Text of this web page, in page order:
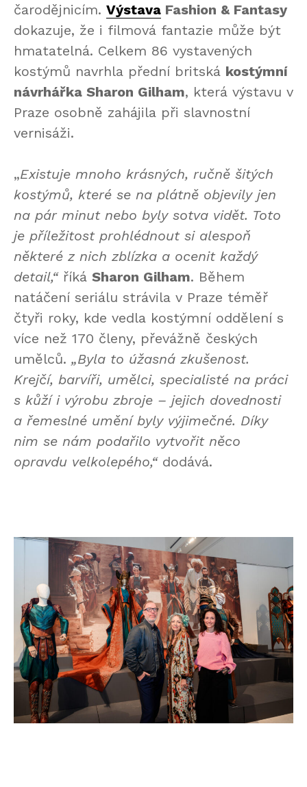
čarodějnicím. Výstava Fashion & Fantasy
dokazuje, že i filmová fantazie může být
hmatatelná. Celkem 86 vystavených
kostýmů navrhla přední britská kostýmní
návrhářka Sharon Gilham, která výstavu v
Praze osobně zahájila při slavnostní
vernisáži.
„Existuje mnoho krásných, ručně šitých
kostýmů, které se na plátně objevily jen
na pár minut nebo byly sotva vidět. Toto
je příležitost prohlédnout si alespoň
některé z nich zblízka a ocenit každý
detail,“říká Sharon Gilham. Během
natáčení seriálu strávila v Praze téměř
čtyři roky, kde vedla kostýmní oddělení s
více než 170 členy, převážně českých
umělců. „Byla to úžasná zkušenost.
Krejčí, barvíři, umělci, specialisté na práci
s kůží i výrobu zbroje – jejich dovednosti
a řemeslné umění byly výjimečné. Díky
nim se nám podařilo vytvořit něco
opravdu velkolepého,“dodává.